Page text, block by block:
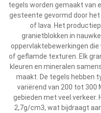
tegels worden gemaakt van
gesteente gevormd door
of lava. Het
granietblokken in
oppervlaktebewerkingen
of geflamde texturen. Elk
kleuren en mineralen
maakt. De tegels hebben
variërend van 200 tot 300
gebieden met veel verkeer.
2,7g/cm3, wat bijdraagt